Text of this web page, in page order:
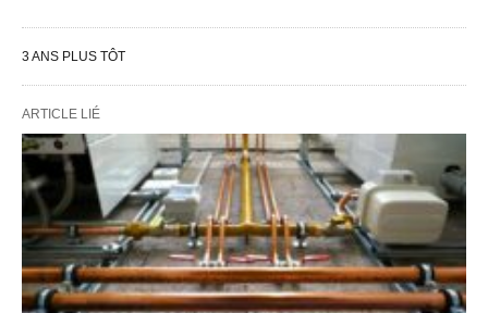
3 ANS PLUS TÔT
ARTICLE LIÉ